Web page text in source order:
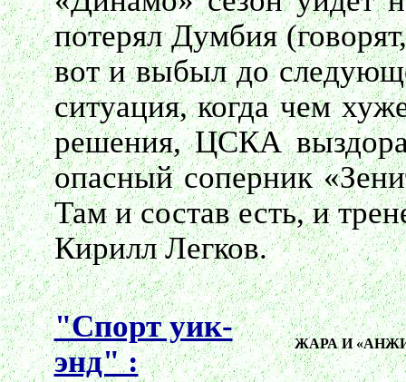
потерял Думбия
вот и выбыл до
ситуация, когда чем
решения, ЦСКА
опасный соперник
Там и состав есть, и
Кирилл Легков.
"Спорт уик-
энд" :
ЖАРА И